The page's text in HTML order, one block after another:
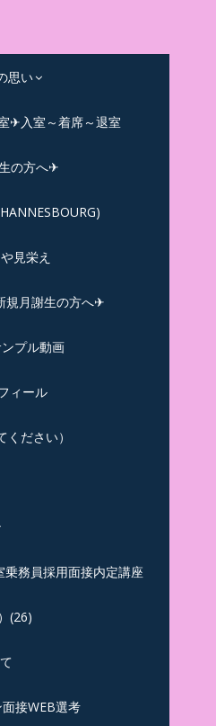
思い
✈入室～着席～退室
の方へ✈
見栄え
規月謝生の方へ✈
プル動画
ィール
ださい）
乗務員採用面接内定講座
(26)
接WEB選考